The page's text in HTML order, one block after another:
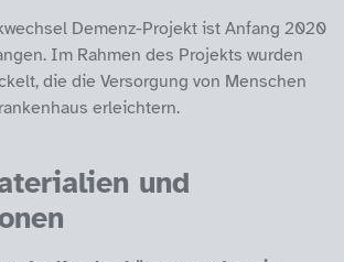
Demenz-Projekt ist Anfang 2020
Im Rahmen des Projekts wurden
die die Versorgung von Menschen
erleichtern.
und